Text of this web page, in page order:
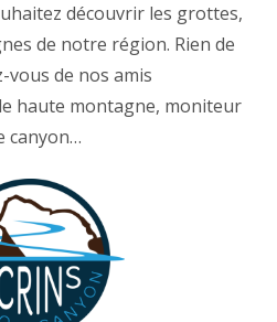
découvrir les grottes,
de notre région. Rien de
de nos amis
haute montagne, moniteur
canyon…